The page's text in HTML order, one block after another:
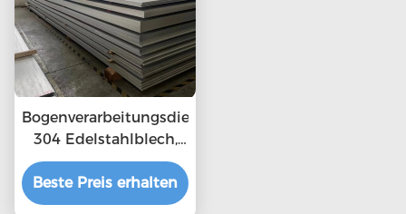
Bogenverarbeitungsdienst
304 Edelstahlblech,
eingelegt und
passiviert
Beste Preis erhalten